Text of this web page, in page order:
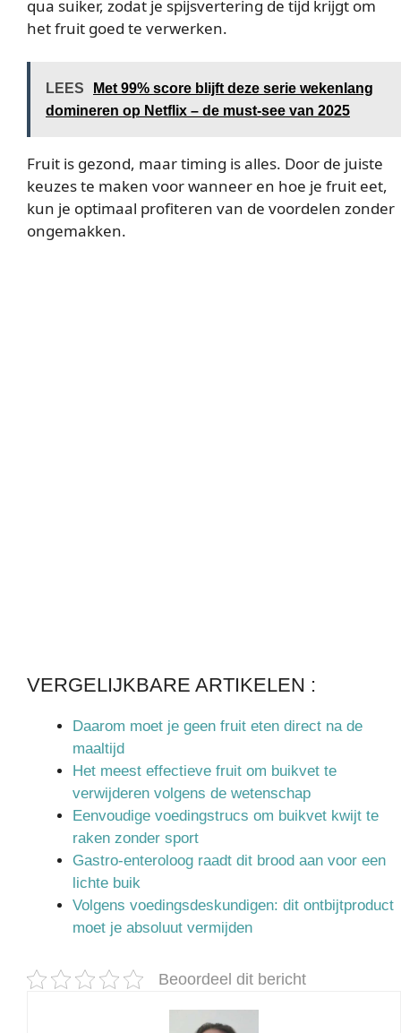
qua suiker, zodat je spijsvertering de tijd krijgt om
het fruit goed te verwerken.
LEES
Met 99% score blijft deze serie wekenlang
domineren op Netflix – de must-see van 2025
Fruit is gezond, maar timing is alles. Door de juiste
keuzes te maken voor wanneer en hoe je fruit eet,
kun je optimaal profiteren van de voordelen zonder
ongemakken.
VERGELIJKBARE ARTIKELEN :
Daarom moet je geen fruit eten direct na de
maaltijd
Het meest effectieve fruit om buikvet te
verwijderen volgens de wetenschap
Eenvoudige voedingstrucs om buikvet kwijt te
raken zonder sport
Gastro-enteroloog raadt dit brood aan voor een
lichte buik
Volgens voedingsdeskundigen: dit ontbijtproduct
moet je absoluut vermijden
Beoordeel dit bericht